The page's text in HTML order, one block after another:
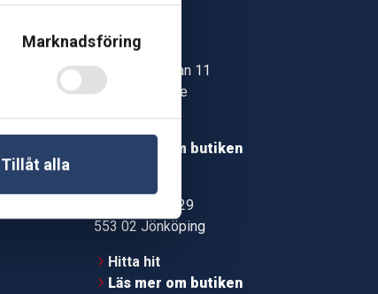
Marknadsföring
Tillåt alla
Skövde
Jonstorpsgatan 11
549 37 Skövde
Läs mer om butiken
Kämpevägen 29
553 02 Jönköping
Hitta hit
Läs mer om butiken